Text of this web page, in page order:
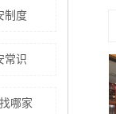
制度
常识
哪家